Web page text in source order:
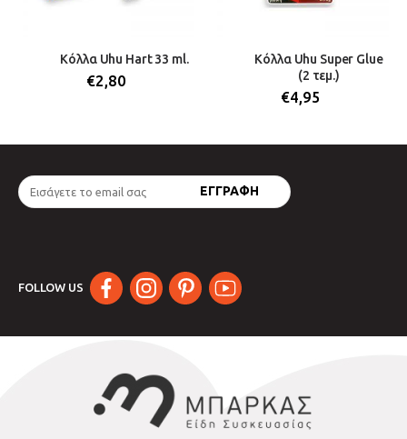
Κόλλα Uhu Hart 33 ml.
€2,80
Κόλλα Uhu Super Glue
(2 τεμ.)
€4,95
FOLLOW US